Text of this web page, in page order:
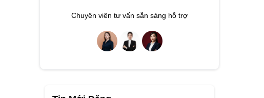
Chuyên viên tư vấn sẵn sàng hỗ trợ